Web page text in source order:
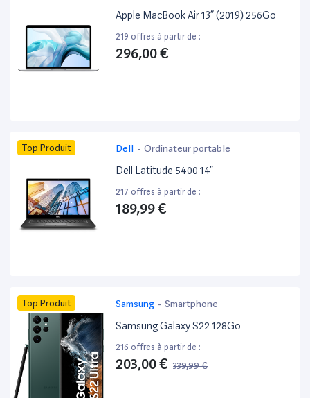
Apple MacBook Air 13” (2019) 256Go
219 offres à partir de :
296,00 €
Top Produit Dell - Ordinateur portable
Dell Latitude 5400 14”
217 offres à partir de :
189,99 €
Top Produit Samsung - Smartphone
Samsung Galaxy S22 128Go
216 offres à partir de :
203,00 € 339,99 €